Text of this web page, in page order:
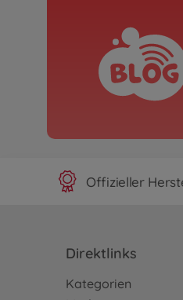
Offizieller
Direktlinks
Kategorien